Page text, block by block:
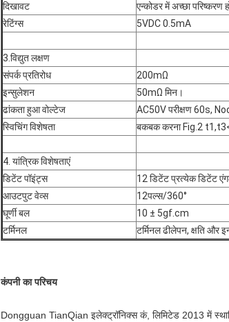
दिखावट
एन्कोडर में अच्छा परिष्करण
रेटिंग्स
5VDC 0.5mA
3.विद्युत लक्षण
संपर्क प्रतिरोध
200mΩ
इन्सुलेशन
50mΩ मिन।
ढांकता हुआ वोल्टेज
AC50V परीक्षण 60s,
स्विचिंग विशेषता
बकबक करना Fig.2
4. यांत्रिक विशेषताएं
डिटेंट पॉइंट्स
12 डिटेंट प्रत्येक डिटेंट
आउटपुट वेव्स
12पल्स/360°
घूर्णी बल
10 ± 5gf.cm
टर्मिनल
टर्मिनल ढीलेपन, क्षति और
कंपनी का परिचय
Dongguan TianQian इलेक्ट्रॉनिक्स कं, लिमिटेड 2013 में